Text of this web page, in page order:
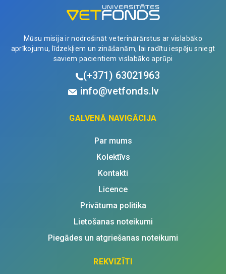
Fioniavet
quantity
Mūsu misija ir nodrošināt veterinārārstus ar vislabāko
aprīkojumu, līdzekļiem un zināšanām, lai radītu iespēju sniegt
saviem pacientiem vislabāko aprūpi
(+371) 63021963
info@vetfonds.lv
GALVENĀ NAVIGĀCIJA
Par mums
Kolektīvs
Kontakti
Licence
Privātuma politika
Lietošanas noteikumi
Piegādes un atgriešanas noteikumi
REKVIZĪTI